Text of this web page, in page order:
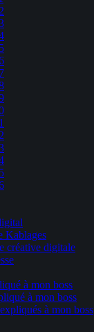
Kablages
créative digitale
à mon boss
à mon boss
à mon boss